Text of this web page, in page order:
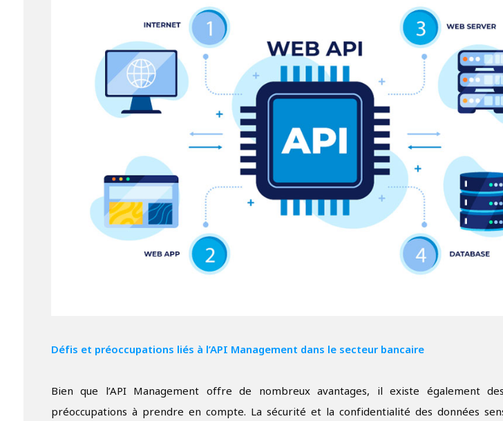
Défis et préoccupations liés à l’API Management dans le secteur bancaire
Bien que l’API Management offre de nombreux avantages, il existe également
préoccupations à prendre en compte. La sécurité et la confidentialité des données